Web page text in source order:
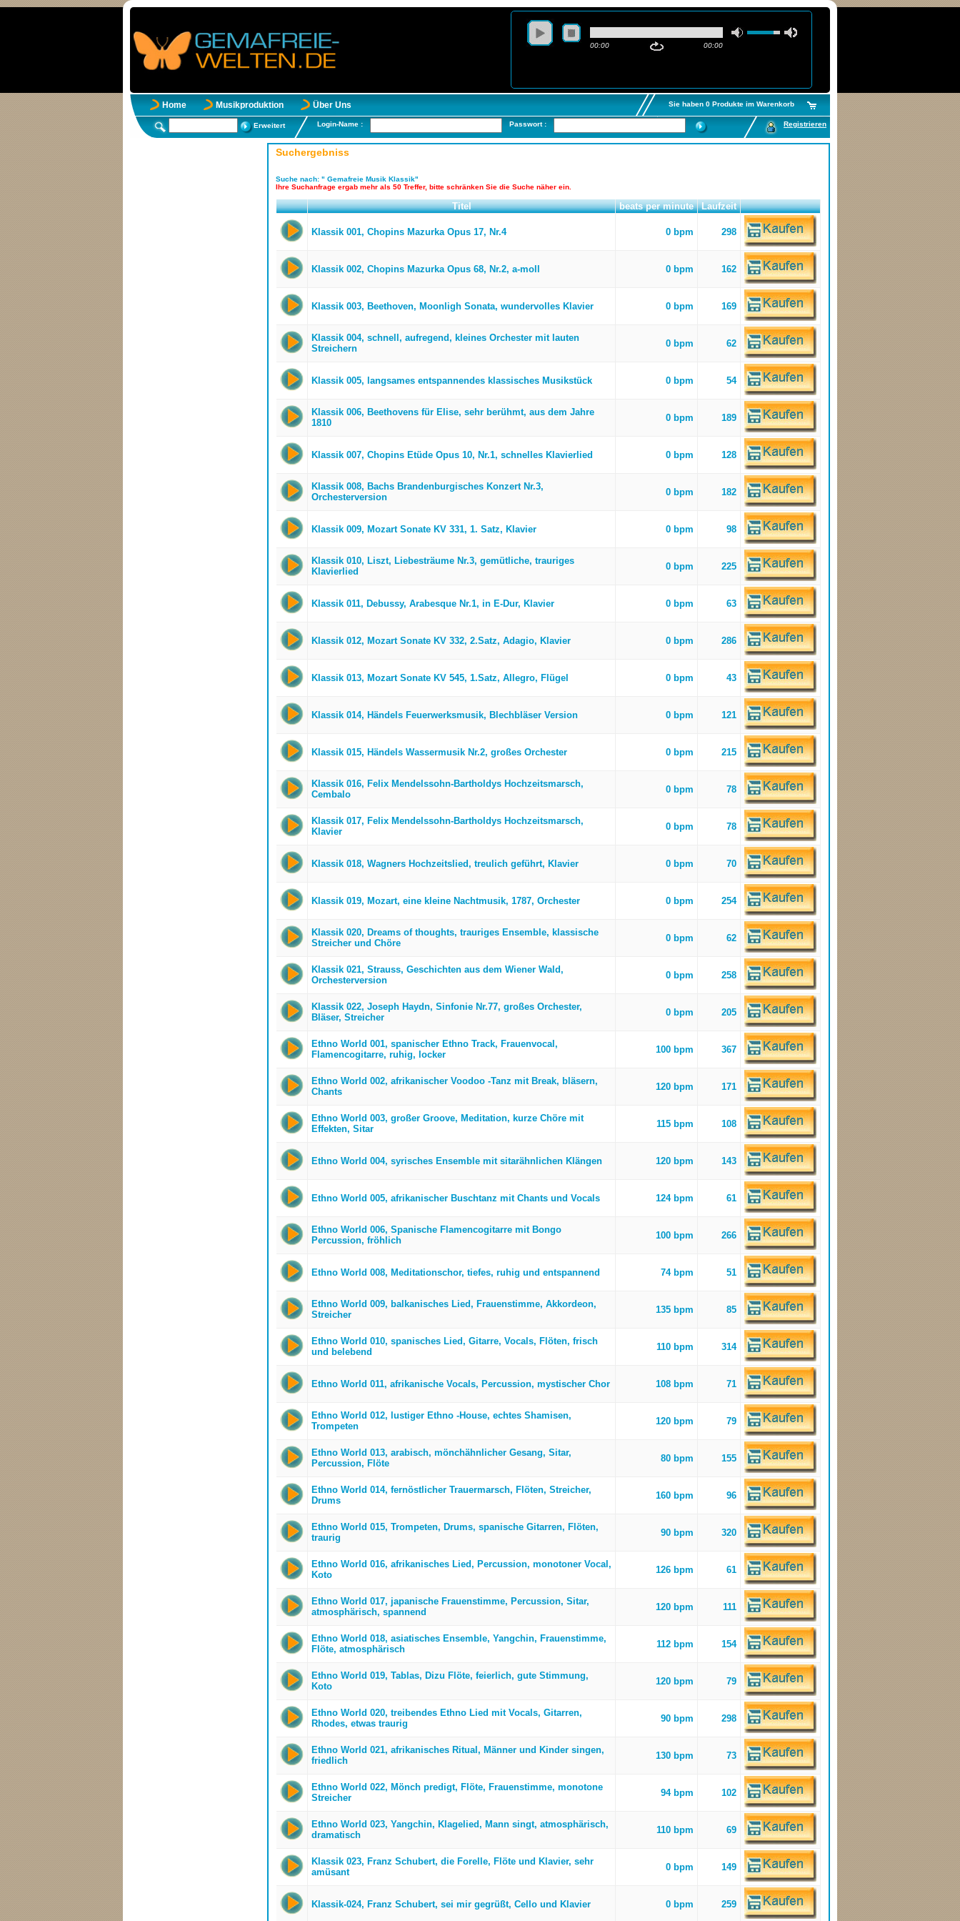
00:00 00:00
Home Musikproduktion Über Uns Sie haben 0 Produkte im Warenkorb
Erweitert Login-Name : Passwort : Registrieren
Suchergebniss
Suche nach: " Gemafreie Musik Klassik"
Ihre Suchanfrage ergab mehr als 50 Treffer, bitte schränken Sie die Suche näher ein.
Titel beats per minute Laufzeit
Klassik 001, Chopins Mazurka Opus 17, Nr.4 0 bpm 298
Klassik 002, Chopins Mazurka Opus 68, Nr.2, a-moll 0 bpm 162
Klassik 003, Beethoven, Moonligh Sonata, wundervolles Klavier 0 bpm 169
Klassik 004, schnell, aufregend, kleines Orchester mit lauten
Streichern
0 bpm 62
Klassik 005, langsames entspannendes klassisches Musikstück 0 bpm 54
Klassik 006, Beethovens für Elise, sehr berühmt, aus dem Jahre
1810
0 bpm 189
Klassik 007, Chopins Etüde Opus 10, Nr.1, schnelles Klavierlied 0 bpm 128
Klassik 008, Bachs Brandenburgisches Konzert Nr.3,
Orchesterversion
0 bpm 182
Klassik 009, Mozart Sonate KV 331, 1. Satz, Klavier 0 bpm 98
Klassik 010, Liszt, Liebesträume Nr.3, gemütliche, trauriges
Klavierlied
0 bpm 225
Klassik 011, Debussy, Arabesque Nr.1, in E-Dur, Klavier 0 bpm 63
Klassik 012, Mozart Sonate KV 332, 2.Satz, Adagio, Klavier 0 bpm 286
Klassik 013, Mozart Sonate KV 545, 1.Satz, Allegro, Flügel 0 bpm 43
Klassik 014, Händels Feuerwerksmusik, Blechbläser Version 0 bpm 121
Klassik 015, Händels Wassermusik Nr.2, großes Orchester 0 bpm 215
Klassik 016, Felix Mendelssohn-Bartholdys Hochzeitsmarsch,
Cembalo
0 bpm 78
Klassik 017, Felix Mendelssohn-Bartholdys Hochzeitsmarsch,
Klavier
0 bpm 78
Klassik 018, Wagners Hochzeitslied, treulich geführt, Klavier 0 bpm 70
Klassik 019, Mozart, eine kleine Nachtmusik, 1787, Orchester 0 bpm 254
Klassik 020, Dreams of thoughts, trauriges Ensemble, klassische
Streicher und Chöre
0 bpm 62
Klassik 021, Strauss, Geschichten aus dem Wiener Wald,
Orchesterversion
0 bpm 258
Klassik 022, Joseph Haydn, Sinfonie Nr.77, großes Orchester,
Bläser, Streicher
0 bpm 205
Ethno World 001, spanischer Ethno Track, Frauenvocal,
Flamencogitarre, ruhig, locker
100 bpm 367
Ethno World 002, afrikanischer Voodoo -Tanz mit Break, bläsern,
Chants
120 bpm 171
Ethno World 003, großer Groove, Meditation, kurze Chöre mit
Effekten, Sitar
115 bpm 108
Ethno World 004, syrisches Ensemble mit sitarähnlichen Klängen 120 bpm 143
Ethno World 005, afrikanischer Buschtanz mit Chants und Vocals 124 bpm 61
Ethno World 006, Spanische Flamencogitarre mit Bongo
Percussion, fröhlich
100 bpm 266
Ethno World 008, Meditationschor, tiefes, ruhig und entspannend 74 bpm 51
Ethno World 009, balkanisches Lied, Frauenstimme, Akkordeon,
Streicher
135 bpm 85
Ethno World 010, spanisches Lied, Gitarre, Vocals, Flöten, frisch
und belebend
110 bpm 314
Ethno World 011, afrikanische Vocals, Percussion, mystischer Chor 108 bpm 71
Ethno World 012, lustiger Ethno -House, echtes Shamisen,
Trompeten
120 bpm 79
Ethno World 013, arabisch, mönchähnlicher Gesang, Sitar,
Percussion, Flöte
80 bpm 155
Ethno World 014, fernöstlicher Trauermarsch, Flöten, Streicher,
Drums
160 bpm 96
Ethno World 015, Trompeten, Drums, spanische Gitarren, Flöten,
traurig
90 bpm 320
Ethno World 016, afrikanisches Lied, Percussion, monotoner Vocal,
Koto
126 bpm 61
Ethno World 017, japanische Frauenstimme, Percussion, Sitar,
atmosphärisch, spannend
120 bpm 111
Ethno World 018, asiatisches Ensemble, Yangchin, Frauenstimme,
Flöte, atmosphärisch
112 bpm 154
Ethno World 019, Tablas, Dizu Flöte, feierlich, gute Stimmung,
Koto
120 bpm 79
Ethno World 020, treibendes Ethno Lied mit Vocals, Gitarren,
Rhodes, etwas traurig
90 bpm 298
Ethno World 021, afrikanisches Ritual, Männer und Kinder singen,
friedlich
130 bpm 73
Ethno World 022, Mönch predigt, Flöte, Frauenstimme, monotone
Streicher
94 bpm 102
Ethno World 023, Yangchin, Klagelied, Mann singt, atmosphärisch,
dramatisch
110 bpm 69
Klassik 023, Franz Schubert, die Forelle, Flöte und Klavier, sehr
amüsant
0 bpm 149
Klassik-024, Franz Schubert, sei mir gegrüßt, Cello und Klavier 0 bpm 259